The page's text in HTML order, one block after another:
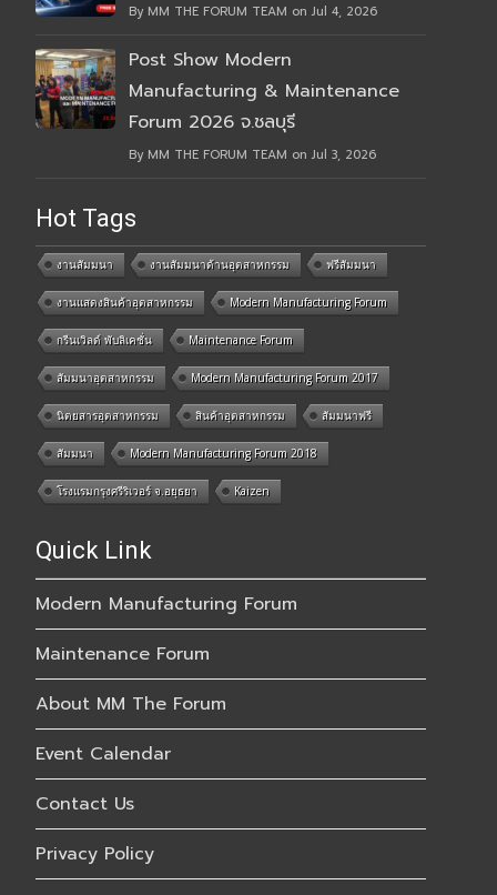
By MM THE FORUM TEAM on Jul 4, 2026
Post Show Modern
Manufacturing & Maintenance
Forum 2026 จ.ชลบุรี
By MM THE FORUM TEAM on Jul 3, 2026
Hot Tags
งานสัมมนา งานสัมมนาด้านอุตสาหกรรม ฟรีสัมมนา
งานแสดงสินค้าอุตสาหกรรม Modern Manufacturing Forum
กรีนเวิลด์ พับลิเคชั่น Maintenance Forum
สัมมนาอุตสาหกรรม Modern Manufacturing Forum 2017
นิตยสารอุตสาหกรรม สินค้าอุตสาหกรรม สัมมนาฟรี
สัมมนา Modern Manufacturing Forum 2018
โรงแรมกรุงศรีริเวอร์ จ.อยุธยา Kaizen
Quick Link
Modern Manufacturing Forum
Maintenance Forum
About MM The Forum
Event Calendar
Contact Us
Privacy Policy